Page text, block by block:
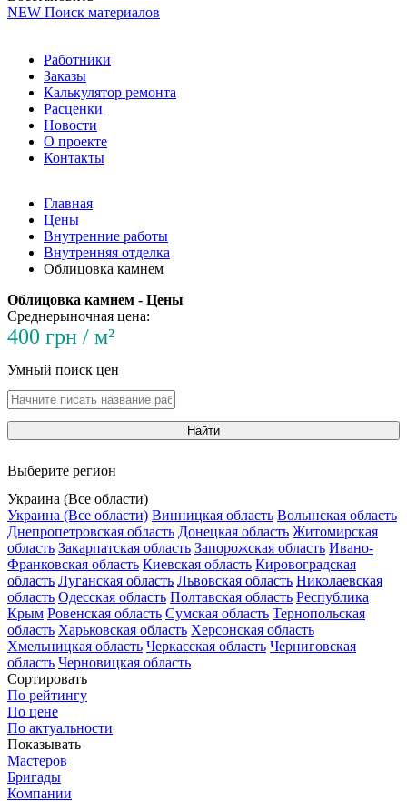
NEW Поиск материалов
Работники
Заказы
Калькулятор ремонта
Расценки
Новости
О проекте
Контакты
Главная
Цены
Внутренние работы
Внутренняя отделка
Облицовка камнем
Облицовка камнем - Цены
Среднерыночная цена:
400 грн / м²
Умный поиск цен
Найти
Выберите регион
Украина (Все области)
Украина (Все области) Винницкая область Волынская область
Днепропетровская область Донецкая область Житомирская
область Закарпатская область Запорожская область Ивано-
Франковская область Киевская область Кировоградская
область Луганская область Львовская область Николаевская
область Одесская область Полтавская область Республика
Крым Ровенская область Сумская область Тернопольская
область Харьковская область Херсонская область
Хмельницкая область Черкасская область Черниговская
область Черновицкая область
Сортировать
По рейтингу
По цене
По актуальности
Показывать
Мастеров
Бригады
Компании